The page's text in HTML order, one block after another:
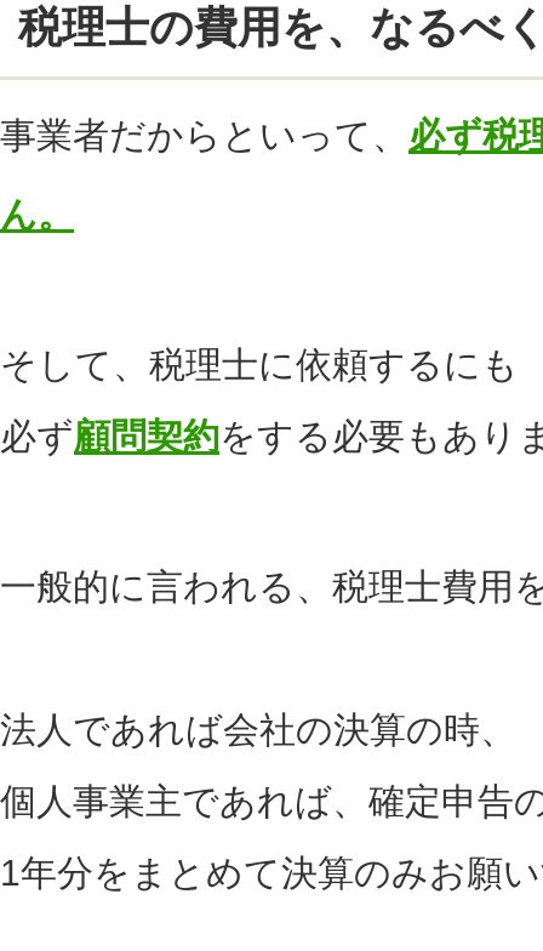
税理士の費用を、なるべ
事業者だからといって、 必ず税
ん。
そして、税理士に依頼するにも
必ず顧問契約をする必要もあり
一般的に言われる、税理士費用
法人であれば会社の決算の時、
個人事業主であれば、確定申告
1年分をまとめて決算のみお願